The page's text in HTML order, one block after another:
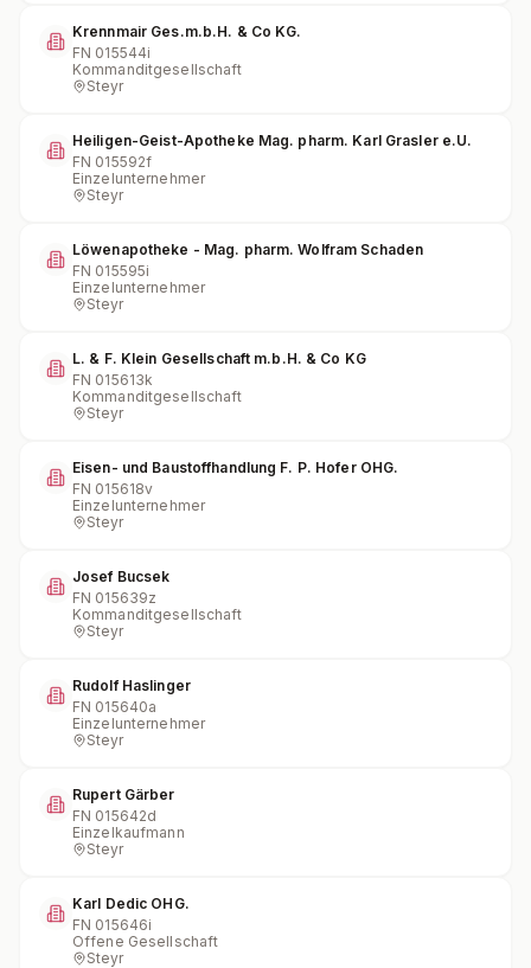
Krennmair Ges.m.b.H. & Co KG.
FN 015544i
Kommanditgesellschaft
Steyr
Heiligen-Geist-Apotheke Mag. pharm. Karl Grasler e.U.
FN 015592f
Einzelunternehmer
Steyr
Löwenapotheke - Mag. pharm. Wolfram Schaden
FN 015595i
Einzelunternehmer
Steyr
L. & F. Klein Gesellschaft m.b.H. & Co KG
FN 015613k
Kommanditgesellschaft
Steyr
Eisen- und Baustoffhandlung F. P. Hofer OHG.
FN 015618v
Einzelunternehmer
Steyr
Josef Bucsek
FN 015639z
Kommanditgesellschaft
Steyr
Rudolf Haslinger
FN 015640a
Einzelunternehmer
Steyr
Rupert Gärber
FN 015642d
Einzelkaufmann
Steyr
Karl Dedic OHG.
FN 015646i
Offene Gesellschaft
Steyr